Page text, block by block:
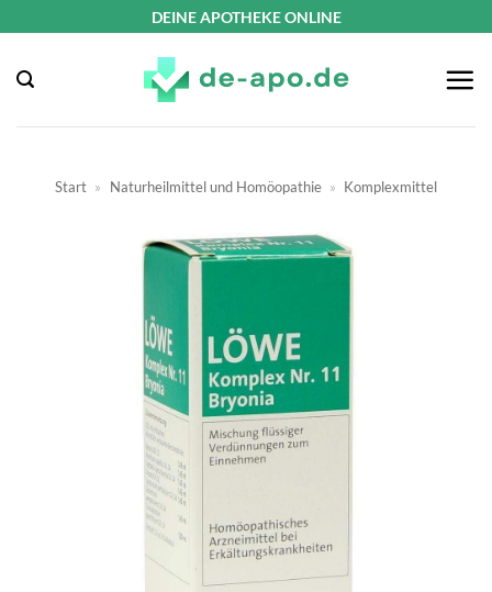
springen
DEINE APOTHEKE ONLINE
Start » Naturheilmittel und Homöopathie » Komplexmittel